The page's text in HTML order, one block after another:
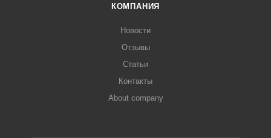
КОМПАНИЯ
Новости
Отзывы
Статьи
Контакты
About company